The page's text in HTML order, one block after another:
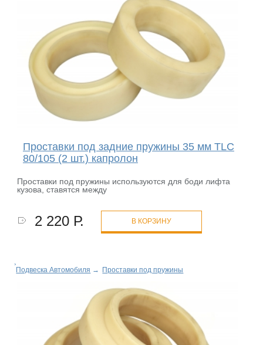
Проставки под задние пружины 35 мм TLC
80/105 (2 шт.) капролон
Проставки под пружины используются для боди лифта
кузова, ставятся между
2 220 Р. В КОРЗИНУ
Подвеска Автомобиля → Проставки под пружины